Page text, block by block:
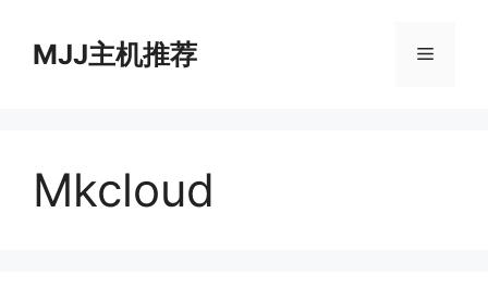
MJJ主机推荐 菜
Mkcloud